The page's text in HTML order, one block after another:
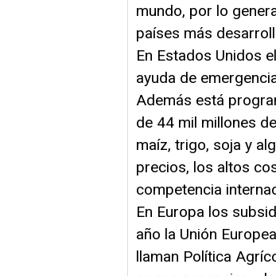
mundo, por lo
países más
En Estados Unidos
ayuda de
Además está
de 44 mil millones
maíz, trigo, soja y
precios, los altos
competencia
En Europa los
año la Unión
llaman Política